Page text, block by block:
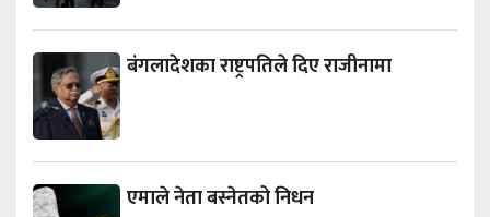
बंगलादेशका राष्ट्रपतिले दिए राजीनामा
एमाले नेता बस्नेतको निधन